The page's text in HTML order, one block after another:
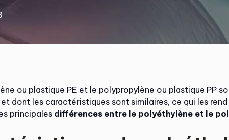
ou plastique PE et le polypropylène ou plastique PP
dont les caractéristiques sont similaires, ce qui les rend
principales différences entre le polyéthylène et le